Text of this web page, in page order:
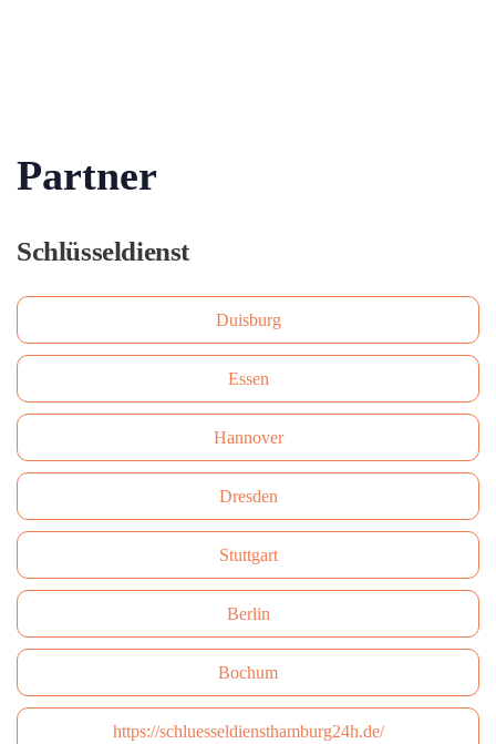
Partner
Schlüsseldienst
Duisburg
Essen
Hannover
Dresden
Stuttgart
Berlin
Bochum
https://schluesseldiensthamburg24h.de/